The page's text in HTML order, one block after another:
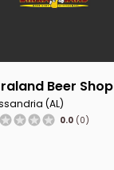
Beer Shop
(AL)
0.0 (0)